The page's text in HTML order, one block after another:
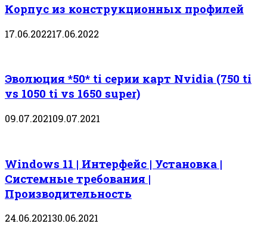
Корпус из конструкционных профилей
17.06.202217.06.2022
Эволюция *50* ti серии карт Nvidia (750 ti
vs 1050 ti vs 1650 super)
09.07.202109.07.2021
Windows 11 | Интерфейс | Установка |
Системные требования |
Производительность
24.06.202130.06.2021